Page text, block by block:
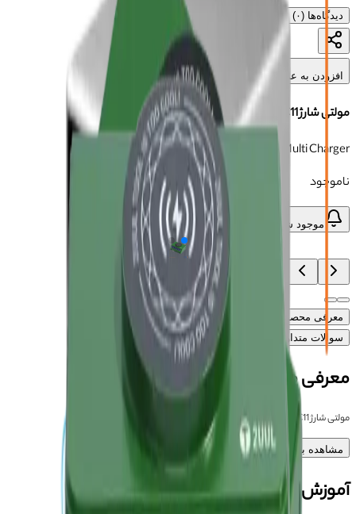
دیدگاه‌ها (۰) ۵
افزودن به علاقه‌مندی‌ها
مولتی شارژ 2UUL PC11
2UUL PC11 Multi Charger برند:تو یو یو الشناسه:
107021095
ناموجود
موجود شد، خبرم کن
معرفی محصول ویژگی‌های محصول آموزش
سوالات متداول محصول
معرفی محصول
مولتی شارژ 2UUL PC11
مشاهده بیشتر
آموزش